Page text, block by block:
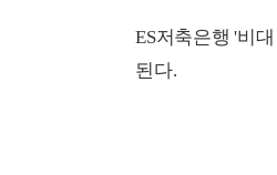
ES저축은행 '비
된다.